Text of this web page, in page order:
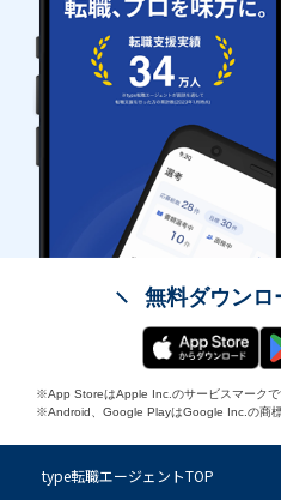
無料ダウンロ
※App StoreはApple Inc.のサービスマークで
※Android、Google PlayはGoogle Inc.の商標
type転職エージェントTOP